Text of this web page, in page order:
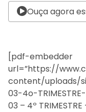
Ouça agora
[pdf-embedder
url=”https://
content/uploads/
03-4o-
03 – 4º TRIMESTRE